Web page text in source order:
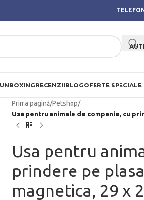
UNBOXINGRECENZIIBLOGOFERTE SPECIALE
Prima pagină/Petshop/
Usa pentru animale de companie, cu
Usa pentru
prindere pe
magnetica, 29 x